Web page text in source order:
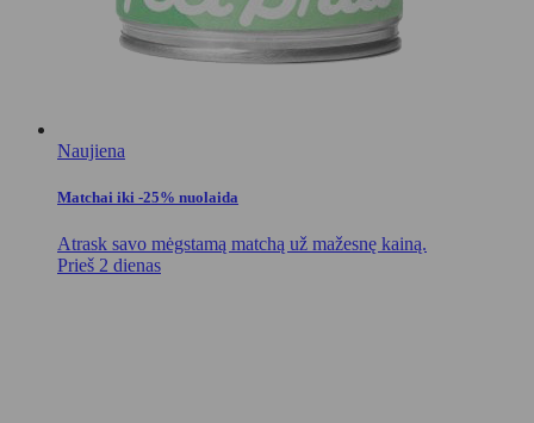
Naujiena
Matchai iki -25% nuolaida
Atrask savo mėgstamą matchą už mažesnę kainą.
Prieš 2 dienas